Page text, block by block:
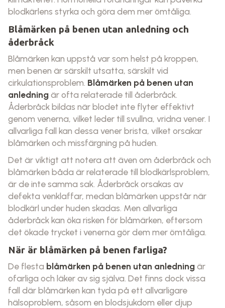
blodkärlens styrka och göra dem mer ömtåliga.
Blåmärken på benen utan anledning och
åderbråck
Blåmärken kan uppstå var som helst på kroppen,
men benen är särskilt utsatta, särskilt vid
cirkulationsproblem. Blåmärken på benen utan
anledningär ofta relaterade till åderbråck.
Åderbråck bildas när blodet inte flyter effektivt
genom venerna, vilket leder till svullna, vridna vener. I
allvarliga fall kan dessa vener brista, vilket orsakar
blåmärken och missfärgning på huden.
Det är viktigt att notera att även om åderbråck och
blåmärken båda är relaterade till blodkärlsproblem,
är de inte samma sak. Åderbråck orsakas av
defekta venklaffar, medan blåmärken uppstår när
blodkärl under huden skadas. Men allvarliga
åderbråck kan öka risken för blåmärken, eftersom
det ökade trycket i venerna gör dem mer ömtåliga.
När är blåmärken på benen farliga?
De flesta blåmärken på benen utan anledningär
ofarliga och läker av sig själva. Det finns dock vissa
fall där blåmärken kan tyda på ett allvarligare
hälsoproblem, såsom en blodsjukdom eller djup